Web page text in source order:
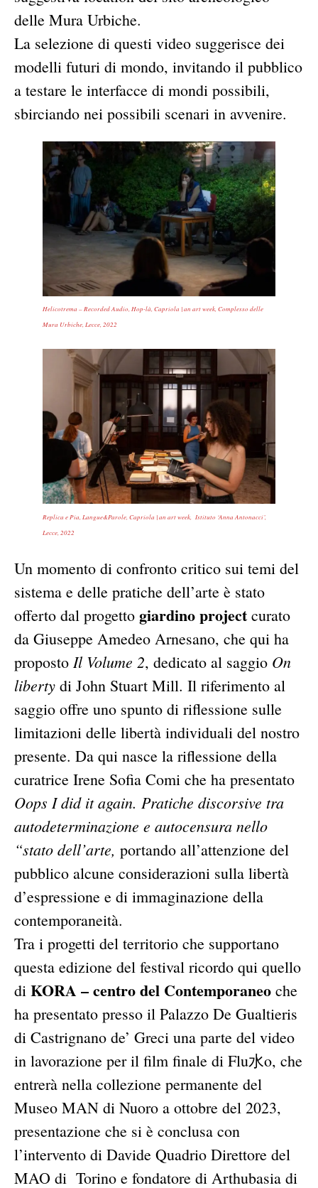
delle Mura Urbiche.
La selezione di questi video suggerisce dei
modelli futuri di mondo, invitando il pubblico
a testare le interfacce di mondi possibili,
sbirciando nei possibili scenari in avvenire.
Helicotrema – Recorded Audio, Hop-là, Capriola | an art week, Complesso delle
Mura Urbiche, Lecce, 2022
Replica e Pia, Langue&Parole, Capriola | an art week, Istituto ‘Anna Antonacci’,
Lecce, 2022
Un momento di confronto critico sui temi del
sistema e delle pratiche dell’arte è stato
offerto dal progetto giardino project curato
da Giuseppe Amedeo Arnesano, che qui ha
proposto Il Volume 2, dedicato al saggio On
liberty di John Stuart Mill. Il riferimento al
saggio offre uno spunto di riflessione sulle
limitazioni delle libertà individuali del nostro
presente. Da qui nasce la riflessione della
curatrice Irene Sofia Comi che ha presentato
Oops I did it again. Pratiche discorsive tra
autodeterminazione e autocensura nello
“stato dell’arte, portando all’attenzione del
pubblico alcune considerazioni sulla libertà
d’espressione e di immaginazione della
contemporaneità.
Tra i progetti del territorio che supportano
questa edizione del festival ricordo qui quello
di KORA – centro del Contemporaneo che
ha presentato presso il Palazzo De Gualtieris
di Castrignano de’ Greci una parte del video
in lavorazione per il film finale di Flu水o, che
entrerà nella collezione permanente del
Museo MAN di Nuoro a ottobre del 2023,
presentazione che si è conclusa con
l’intervento di Davide Quadrio Direttore del
MAO di Torino e fondatore di Arthubasia di